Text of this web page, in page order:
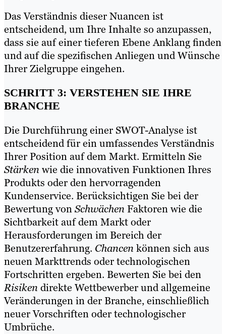
Das Verständnis dieser Nuancen ist
entscheidend, um Ihre Inhalte so anzupassen,
dass sie auf einer tieferen Ebene Anklang finden
und auf die spezifischen Anliegen und Wünsche
Ihrer Zielgruppe eingehen.
SCHRITT 3: VERSTEHEN SIE IHRE
BRANCHE
Die Durchführung einer SWOT-Analyse ist
entscheidend für ein umfassendes Verständnis
Ihrer Position auf dem Markt. Ermitteln Sie
Stärken wie die innovativen Funktionen Ihres
Produkts oder den hervorragenden
Kundenservice. Berücksichtigen Sie bei der
Bewertung vonSchwächen Faktoren wie die
Sichtbarkeit auf dem Markt oder
Herausforderungen im Bereich der
Benutzererfahrung. Chancen können sich aus
neuen Markttrends oder technologischen
Fortschritten ergeben. Bewerten Sie bei den
Risiken direkte Wettbewerber und allgemeine
Veränderungen in der Branche, einschließlich
neuer Vorschriften oder technologischer
Umbrüche.